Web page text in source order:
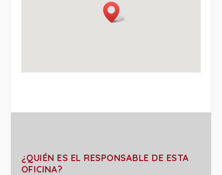
¿QUIÉN ES EL RESPONSABLE DE ESTA
OFICINA?